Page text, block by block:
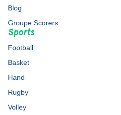
Blog
Groupe Scorers
Sports
Football
Basket
Hand
Rugby
Volley